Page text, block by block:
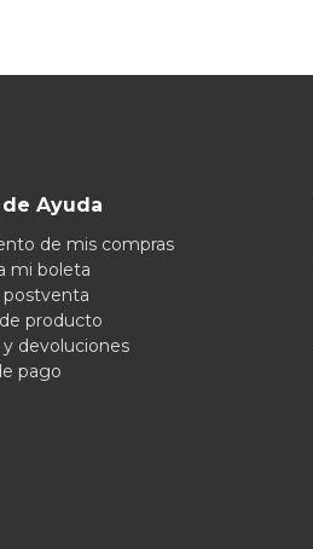
Ayuda
de mis compras
mi boleta
postventa
producto
y devoluciones
pago